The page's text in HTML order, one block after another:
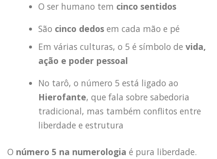
O ser humano tem cinco sentidos
São cinco dedosem cada mão e pé
Em várias culturas, o 5 é símbolo de vida,
ação e poder pessoal
No tarô, o número 5 está ligado ao
Hierofante, que fala sobre sabedoria
tradicional, mas também conflitos entre
liberdade e estrutura
O número 5 na numerologia é pura liberdade.